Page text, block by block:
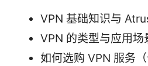
VPN 基础知识与
VPN 的类型与应用场
如何选购 VPN 服务（